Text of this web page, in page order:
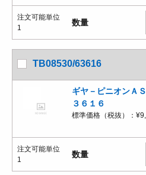
注文可能単位
1
数量
TB08530/63616
ギヤ－ピニオンＡ
３６１６
標準価格（税抜）：
注文可能単位
1
数量